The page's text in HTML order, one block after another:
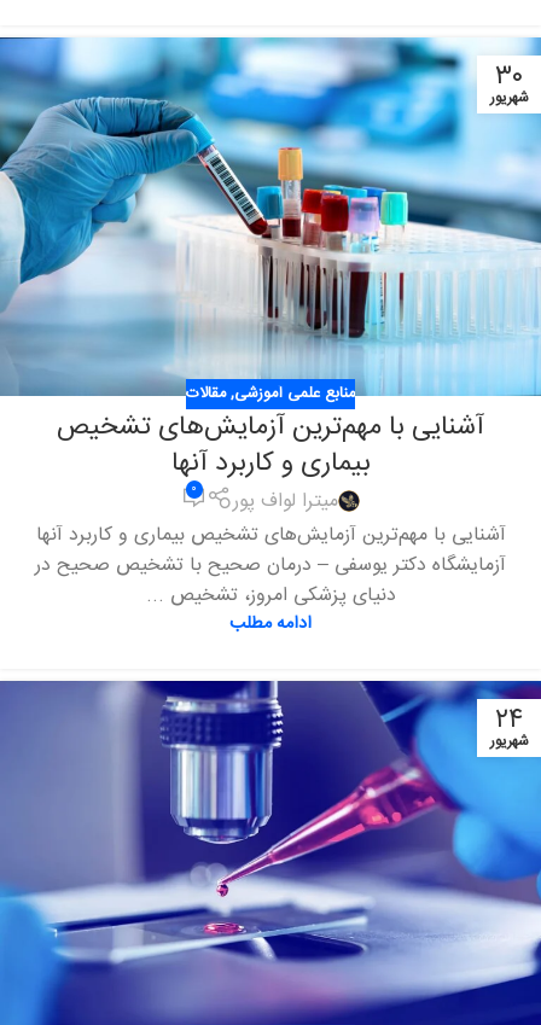
۳۰
شهریور
منابع علمی آموزشی,مقالات
آشنایی با مهم‌ترین آزمایش‌های تشخیص
بیماری و کاربرد آنها
میترا لواف پور ۰
آشنایی با مهم‌ترین آزمایش‌های تشخیص بیماری و کاربرد آنها
آزمایشگاه دکتر یوسفی – درمان صحیح با تشخیص صحیح در
دنیای پزشکی امروز، تشخیص ...
ادامه مطلب
۲۴
شهریور